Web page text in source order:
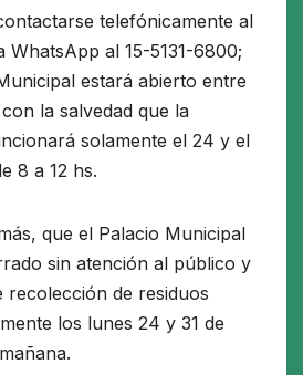
telefónicamente al
al 15-5131-6800;
estará abierto entre
la salvedad que la
solamente el 24 y el
8 a 12 hs.
que el Palacio Municipal
sin atención al público y
recolección de residuos
los lunes 24 y 31 de